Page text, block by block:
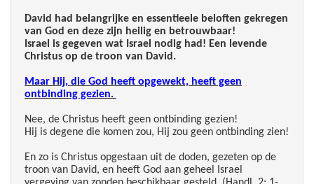
David had belangrijke en essentieele beloften gekregen
van God en deze zijn heilig en betrouwbaar!
Israel is gegeven wat Israel nodig had! Een levende
Christus op de troon van David.
Maar Hij, die God heeft opgewekt, heeft geen
ontbinding gezien.
Nee, de Christus heeft geen ontbinding gezien!
Hij is degene die komen zou, Hij zou geen ontbinding zien!
En zo is Christus opgestaan uit de doden, gezeten op de
troon van David, en heeft God aan geheel Israel